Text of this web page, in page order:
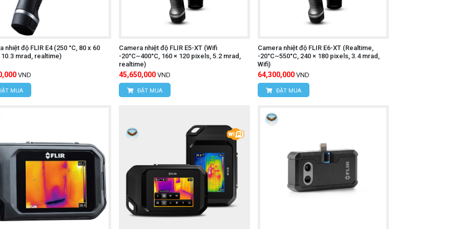
ngoại và tiếp xúc UNI-T UT320T
đến việc đo nhiệt độ và làm việc trong môi trường có nguy cơ.
NGHỆ HÙNG NGUYÊN
Đỉnh, Q.Bắc Từ Liêm, TP.Hà Nội.
P.Mỹ Đình 1, Q.Nam Từ Liêm, TP.Hà Nội
nhiệt độ FLIR E4 (250 °C, 80 x 60
mrad, realtime)
VND
MUA
Camera nhiệt độ FLIR E5-XT (Wifi
-20°C~400°C, 160 × 120 pixels, 5.2 mrad,
realtime)
45,650,000 VND
ĐẶT MUA
Camera nhiệt độ FLIR E6-XT (Realtime,
-20°C~550°C, 240 × 180 pixels, 3.4 mrad,
Wifi)
64,300,000 VND
ĐẶT MUA